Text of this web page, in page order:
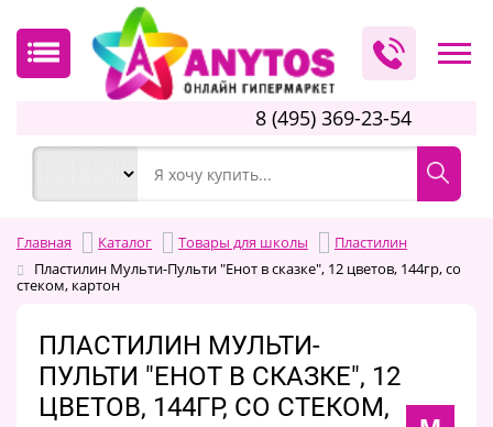
8 (495) 369-23-54
Главная Каталог Товары для школы
Пластилин
Пластилин Мульти-Пульти "Енот в сказке", 12 цветов, 144гр, со
стеком, картон
ПЛАСТИЛИН МУЛЬТИ-
ПУЛЬТИ "ЕНОТ В СКАЗКЕ", 12
ЦВЕТОВ, 144ГР, СО СТЕКОМ,